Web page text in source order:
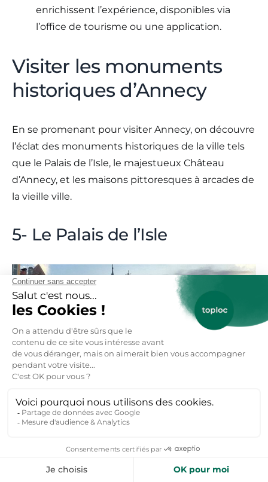
enrichissent l’expérience, disponibles via
l’office de tourisme ou une application.
Visiter les monuments
historiques d’Annecy
En se promenant pour visiter Annecy, on découvre
l’éclat des monuments historiques de la ville tels
que le Palais de l’Isle, le majestueux Château
d’Annecy, et les maisons pittoresques à arcades de
la vieille ville.
5- Le Palais de l’Isle
Palais de l’Isle à Annecy © DR
Pourquoi visiter le Palais de
l’Isle ?